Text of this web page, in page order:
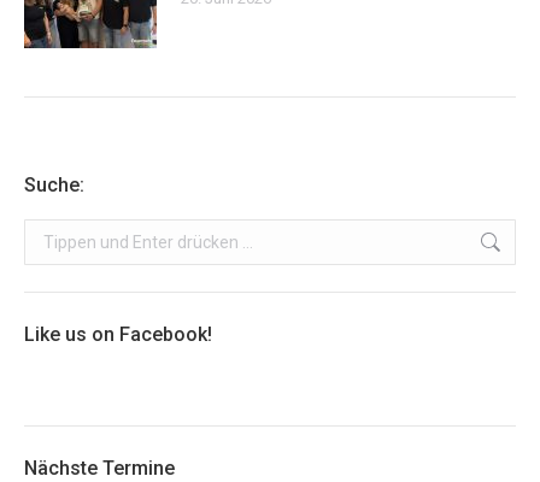
Suche:
Search:
Like us on Facebook!
Nächste Termine